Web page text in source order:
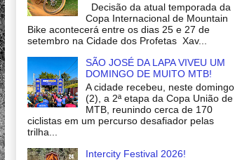
Decisão da atual temporada da
Copa Internacional de Mountain
Bike acontecerá entre os dias 25 e 27 de
setembro na Cidade dos Profetas Xav...
SÃO JOSÉ DA LAPA VIVEU UM
DOMINGO DE MUITO MTB!
A cidade recebeu, neste domingo
(2), a 2ª etapa da Copa União de
MTB, reunindo cerca de 170
ciclistas em um percurso desafiador pelas
trilha...
Intercity Festival 2026!